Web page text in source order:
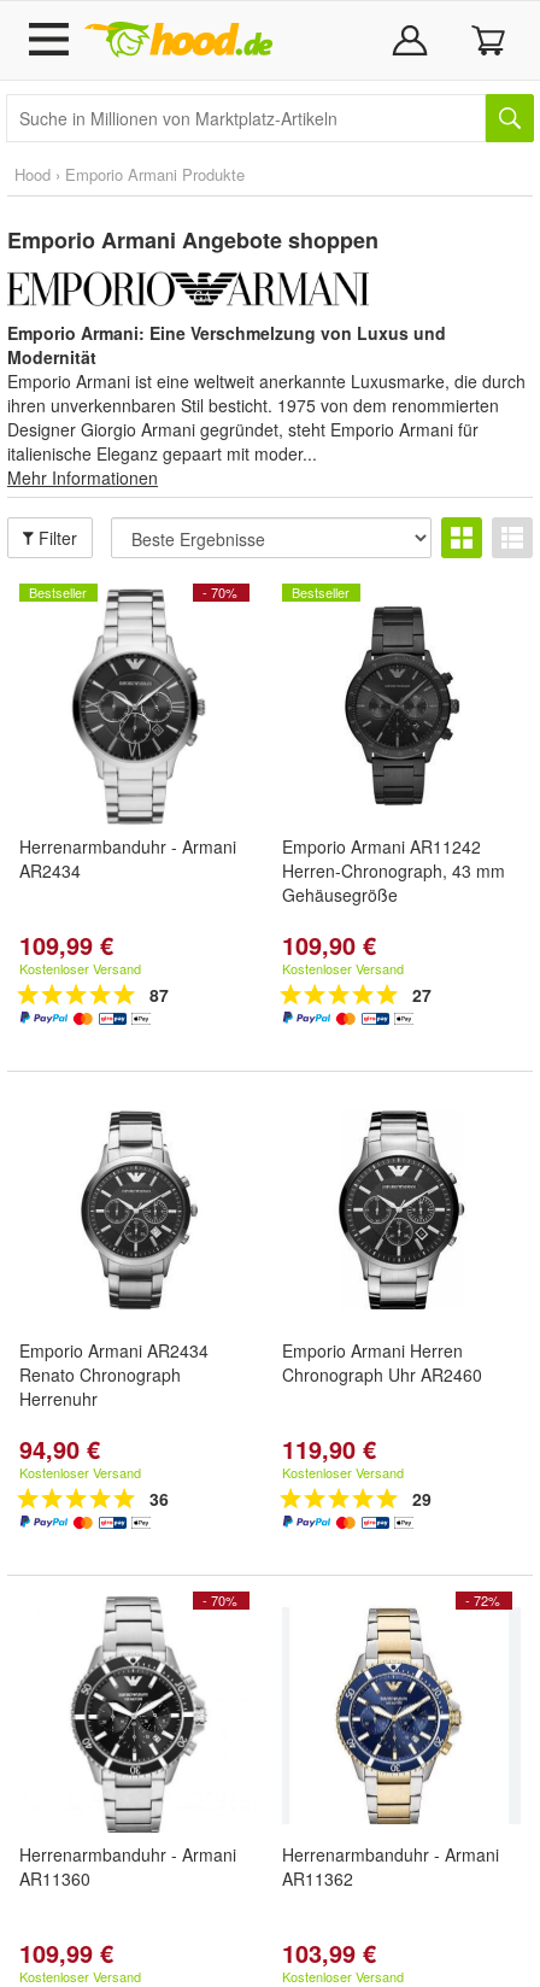
Hood › Emporio Armani Produkte
Emporio Armani Angebote shoppen
Emporio Armani: Eine Verschmelzung von Luxus und
Modernität
Emporio Armani ist eine weltweit anerkannte Luxusmarke, die durch
ihren unverkennbaren Stil besticht. 1975 von dem renommierten
Designer Giorgio Armani gegründet, steht Emporio Armani für
italienische Eleganz gepaart mit moder...
Mehr Informationen
Filter
- 70%
Bestseller
Herrenarmbanduhr - Armani
AR2434
109,99 €
Kostenloser Versand
87
Bestseller
Emporio Armani AR11242
Herren-Chronograph, 43 mm
Gehäusegröße
109,90 €
Kostenloser Versand
27
Emporio Armani AR2434
Renato Chronograph
Herrenuhr
94,90 €
Kostenloser Versand
36
Emporio Armani Herren
Chronograph Uhr AR2460
119,90 €
Kostenloser Versand
29
- 70%
Herrenarmbanduhr - Armani
AR11360
109,99 €
Kostenloser Versand
- 72%
Herrenarmbanduhr - Armani
AR11362
103,99 €
Kostenloser Versand